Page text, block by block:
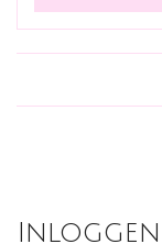
Inloggen